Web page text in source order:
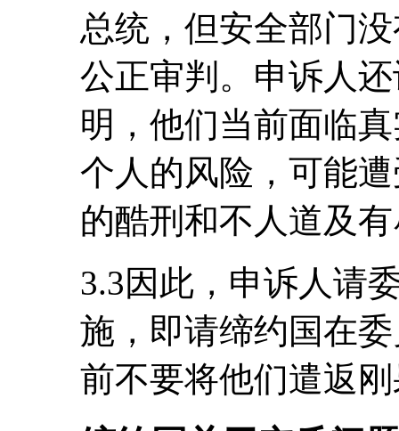
总统，但安全部门
公正审判。申诉人
明，他们当前面临
个人的风险，可能
的酷刑和不人道及
3.3因此，申诉人请
施，即请缔约国在
前不要将他们遣返